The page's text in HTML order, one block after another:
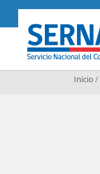
SERNAC
Inicio /